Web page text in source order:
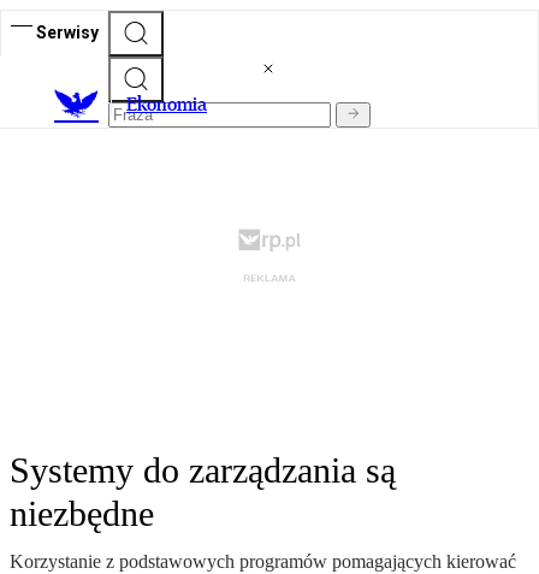
Serwisy
Ekonomia
Systemy do zarządzania są
niezbędne
Ko­rzy­sta­nie z pod­sta­wo­wych pro­gra­mów po­ma­ga­ją­cych kie­ro­wać